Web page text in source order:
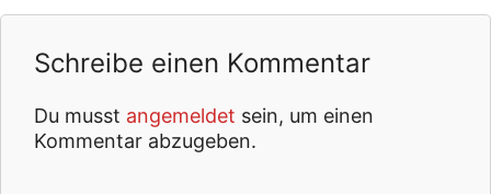
Schreibe einen Kommentar
Du musst angemeldet sein, um einen
Kommentar abzugeben.